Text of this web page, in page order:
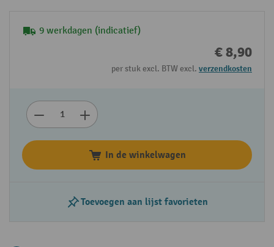
9 werkdagen (indicatief)
€ 8,90
per stuk excl. BTW excl. verzendkosten
In de winkelwagen
Toevoegen aan lijst favorieten